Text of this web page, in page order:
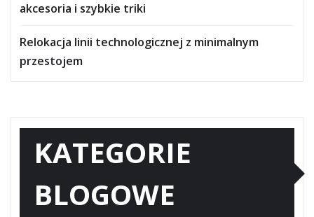
akcesoria i szybkie triki
Relokacja linii technologicznej z minimalnym
przestojem
KATEGORIE
BLOGOWE